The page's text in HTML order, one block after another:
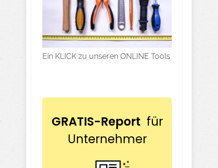
Ein KLICK zu unseren ONLINE Tools
GRATIS-Report für
Unternehmer